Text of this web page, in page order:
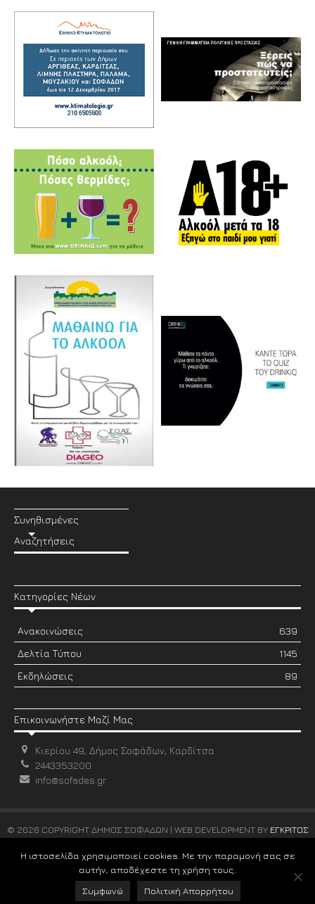
Συνηθισμένες
Αναζητήσεις
Κατηγορίες Νέων
Ανακοινώσεις
639
Δελτία Τύπου
1145
Εκδηλώσεις
89
Επικοινωνήστε Μαζί Μας
Κιερίου 49, Δήμος Σοφάδων, Καρδίτσα
2443353200
info@sofades.gr
© 2026 COPYRIGHT ΔΗΜΟΣ ΣΟΦΑΔΩΝ | WEB DEVELOPMENT BY ΕΓΚΡΙΤΟΣ
Η ιστοσελίδα χρησιμοποιεί cookies. Με την παραμονή σας σε
αυτήν, αποδέχεστε τη χρήση τους.
Συμφωνώ
Πολιτική Απορρήτου